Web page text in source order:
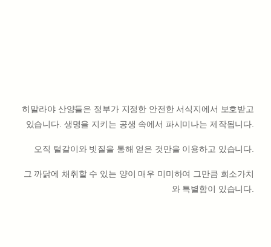
히말라야 산양들은 정부가 지정한 안전한 서식지에서 보호받고
있습니다. 생명을 지키는 공생 속에서 파시미나는 제작됩니다.
오직 털갈이와 빗질을 통해 얻은 것만을 이용하고 있습니다.
그 까닭에 채취할 수 있는 양이 매우 미미하여 그만큼 희소가치
와 특별함이 있습니다.